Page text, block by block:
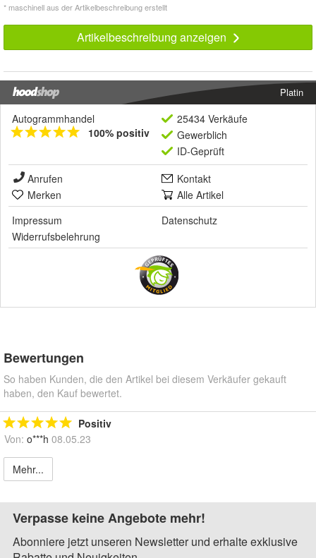
* maschinell aus der Artikelbeschreibung erstellt
Artikelbeschreibung anzeigen
Platin
Autogrammhandel
100% positiv
25434 Verkäufe
Gewerblich
ID-Geprüft
Anrufen
Kontakt
Merken
Alle Artikel
Impressum
Datenschutz
Widerrufsbelehrung
Bewertungen
So haben Kunden, die den Artikel bei diesem Verkäufer gekauft
haben, den Kauf bewertet.
Positiv
Von: o***h 08.05.23
Mehr...
Verpasse keine Angebote mehr!
Abonniere jetzt unseren Newsletter und erhalte exklusive